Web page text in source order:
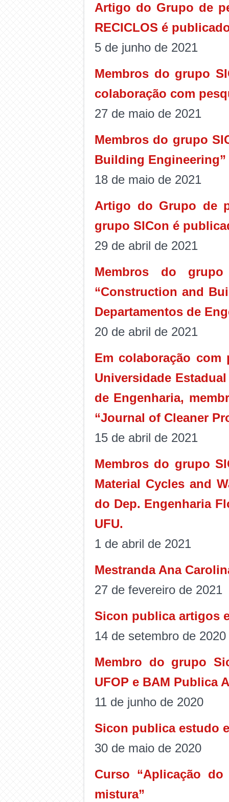
Artigo do Grupo de
RECICLOS é
5 de junho de 2021
Membros do grupo
colaboração com
27 de maio de 2021
Membros do grupo
Building Engineering”
18 de maio de 2021
Artigo do Grupo de
grupo SICon é
29 de abril de 2021
Membros do
“Construction and
Departamentos de
20 de abril de 2021
Em colaboração com
Universidade
de Engenharia,
“Journal of Cleaner
15 de abril de 2021
Membros do grupo
Material Cycles and
do Dep. Engenharia
UFU.
1 de abril de 2021
Mestranda Ana
27 de fevereiro de 2021
Sicon publica artigos
14 de setembro de 2020
Membro do grupo
UFOP e BAM Publica
11 de junho de 2020
Sicon publica estudo
30 de maio de 2020
Curso “Aplicação
mistura”